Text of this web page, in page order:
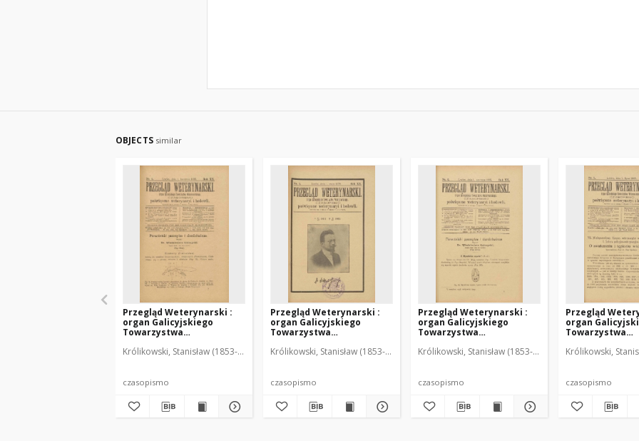
OBJECTS similar
Przegląd Weterynarski :
organ Galicyjskiego
Towarzystwa
czasopismo poświęcone
Królikowski, Stanisław (1853-1924). Red.
czasopismo
Przegląd Weterynarski :
organ Galicyjskiego
Towarzystwa
czasopismo poświęcone
Królikowski, Stanisław (1853-1924). Red.
czasopismo
Przegląd Weterynarski :
organ Galicyjskiego
Towarzystwa
czasopismo poświęcone
Królikowski, Stanisław (1853-1924). Red.
czasopismo
Przegląd
organ
Towarzystwa
czasopismo
Królikowski,
czasopismo